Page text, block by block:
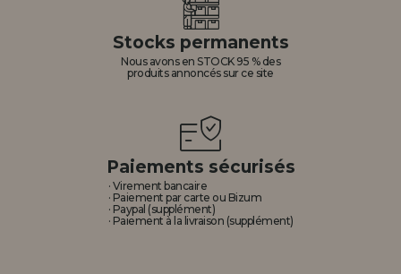
Stocks permanents
Nous avons en STOCK 95 % des
produits annoncés sur ce site
Paiements sécurisés
· Virement bancaire
· Paiement par carte ou Bizum
· Paypal (supplément)
· Paiement à la livraison (supplément)